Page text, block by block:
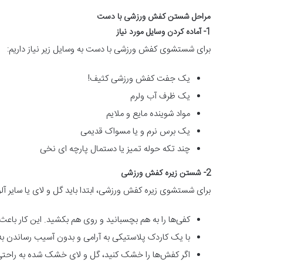
مراحل شستن کفش ورزشی با دست
1- آماده کردن وسایل مورد نیاز
برای شستشوی کفش ورزشی با دست به وسایل زیر نیاز داریم:
یک جفت کفش ورزشی کثیف!
یک ظرف آب ولرم
مواد شوینده مایع و ملایم
یک برس نرم و یا مسواک قدیمی
چند تکه حوله تمیز یا دستمال پارچه ای نخی
2- شستن زیره کفش ورزشی
برای شستشوی زیره کفش ورزشی، ابتدا باید گل و لای یا سایر
کفی‌ها را به هم بچسبانید و روی هم بکشید. این کار
با یک کاردک پلاستیکی به آرامی و بدون آسیب رساندن
اگر کفش‌ها را خشک کنید، گل و لای خشک شده به